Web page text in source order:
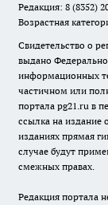
Редакция: 8 (8352)
Возрастная
Свидетельство о
выдано
информационных
частичном или
портала pg21.ru в
ссылка на издание
изданиях прямая
случае будут
смежных правах.
Редакция портала